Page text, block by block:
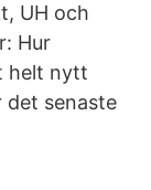
UH och
Hur
helt nytt
det senaste